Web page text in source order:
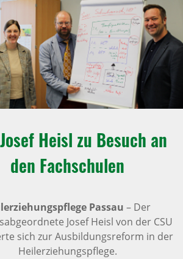
Heisl zu Besuch an
den Fachschulen
Passau –Der
Josef Heisl von der CSU
sich zur Ausbildungsreform in der
Heilerziehungspflege.